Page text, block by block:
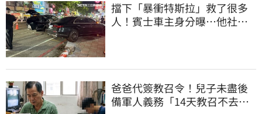
擋下「暴衝特斯拉」救了很多
人！賓士車主身分曝…他社群
爸爸代簽教召令！兒子未盡後
備軍人義務「14天教召不去」